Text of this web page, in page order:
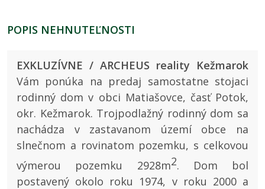
POPIS NEHNUTEĽNOSTI
EXKLUZÍVNE / ARCHEUS reality Kežmarok
Vám ponúka na predaj samostatne stojaci
rodinný dom v obci Matiašovce, časť Potok,
okr. Kežmarok. Trojpodlažný rodinný dom sa
nachádza v zastavanom území obce na
slnečnom a rovinatom pozemku, s celkovou
výmerou pozemku 2928m2. Dom bol
postavený okolo roku 1974, v roku 2000 a